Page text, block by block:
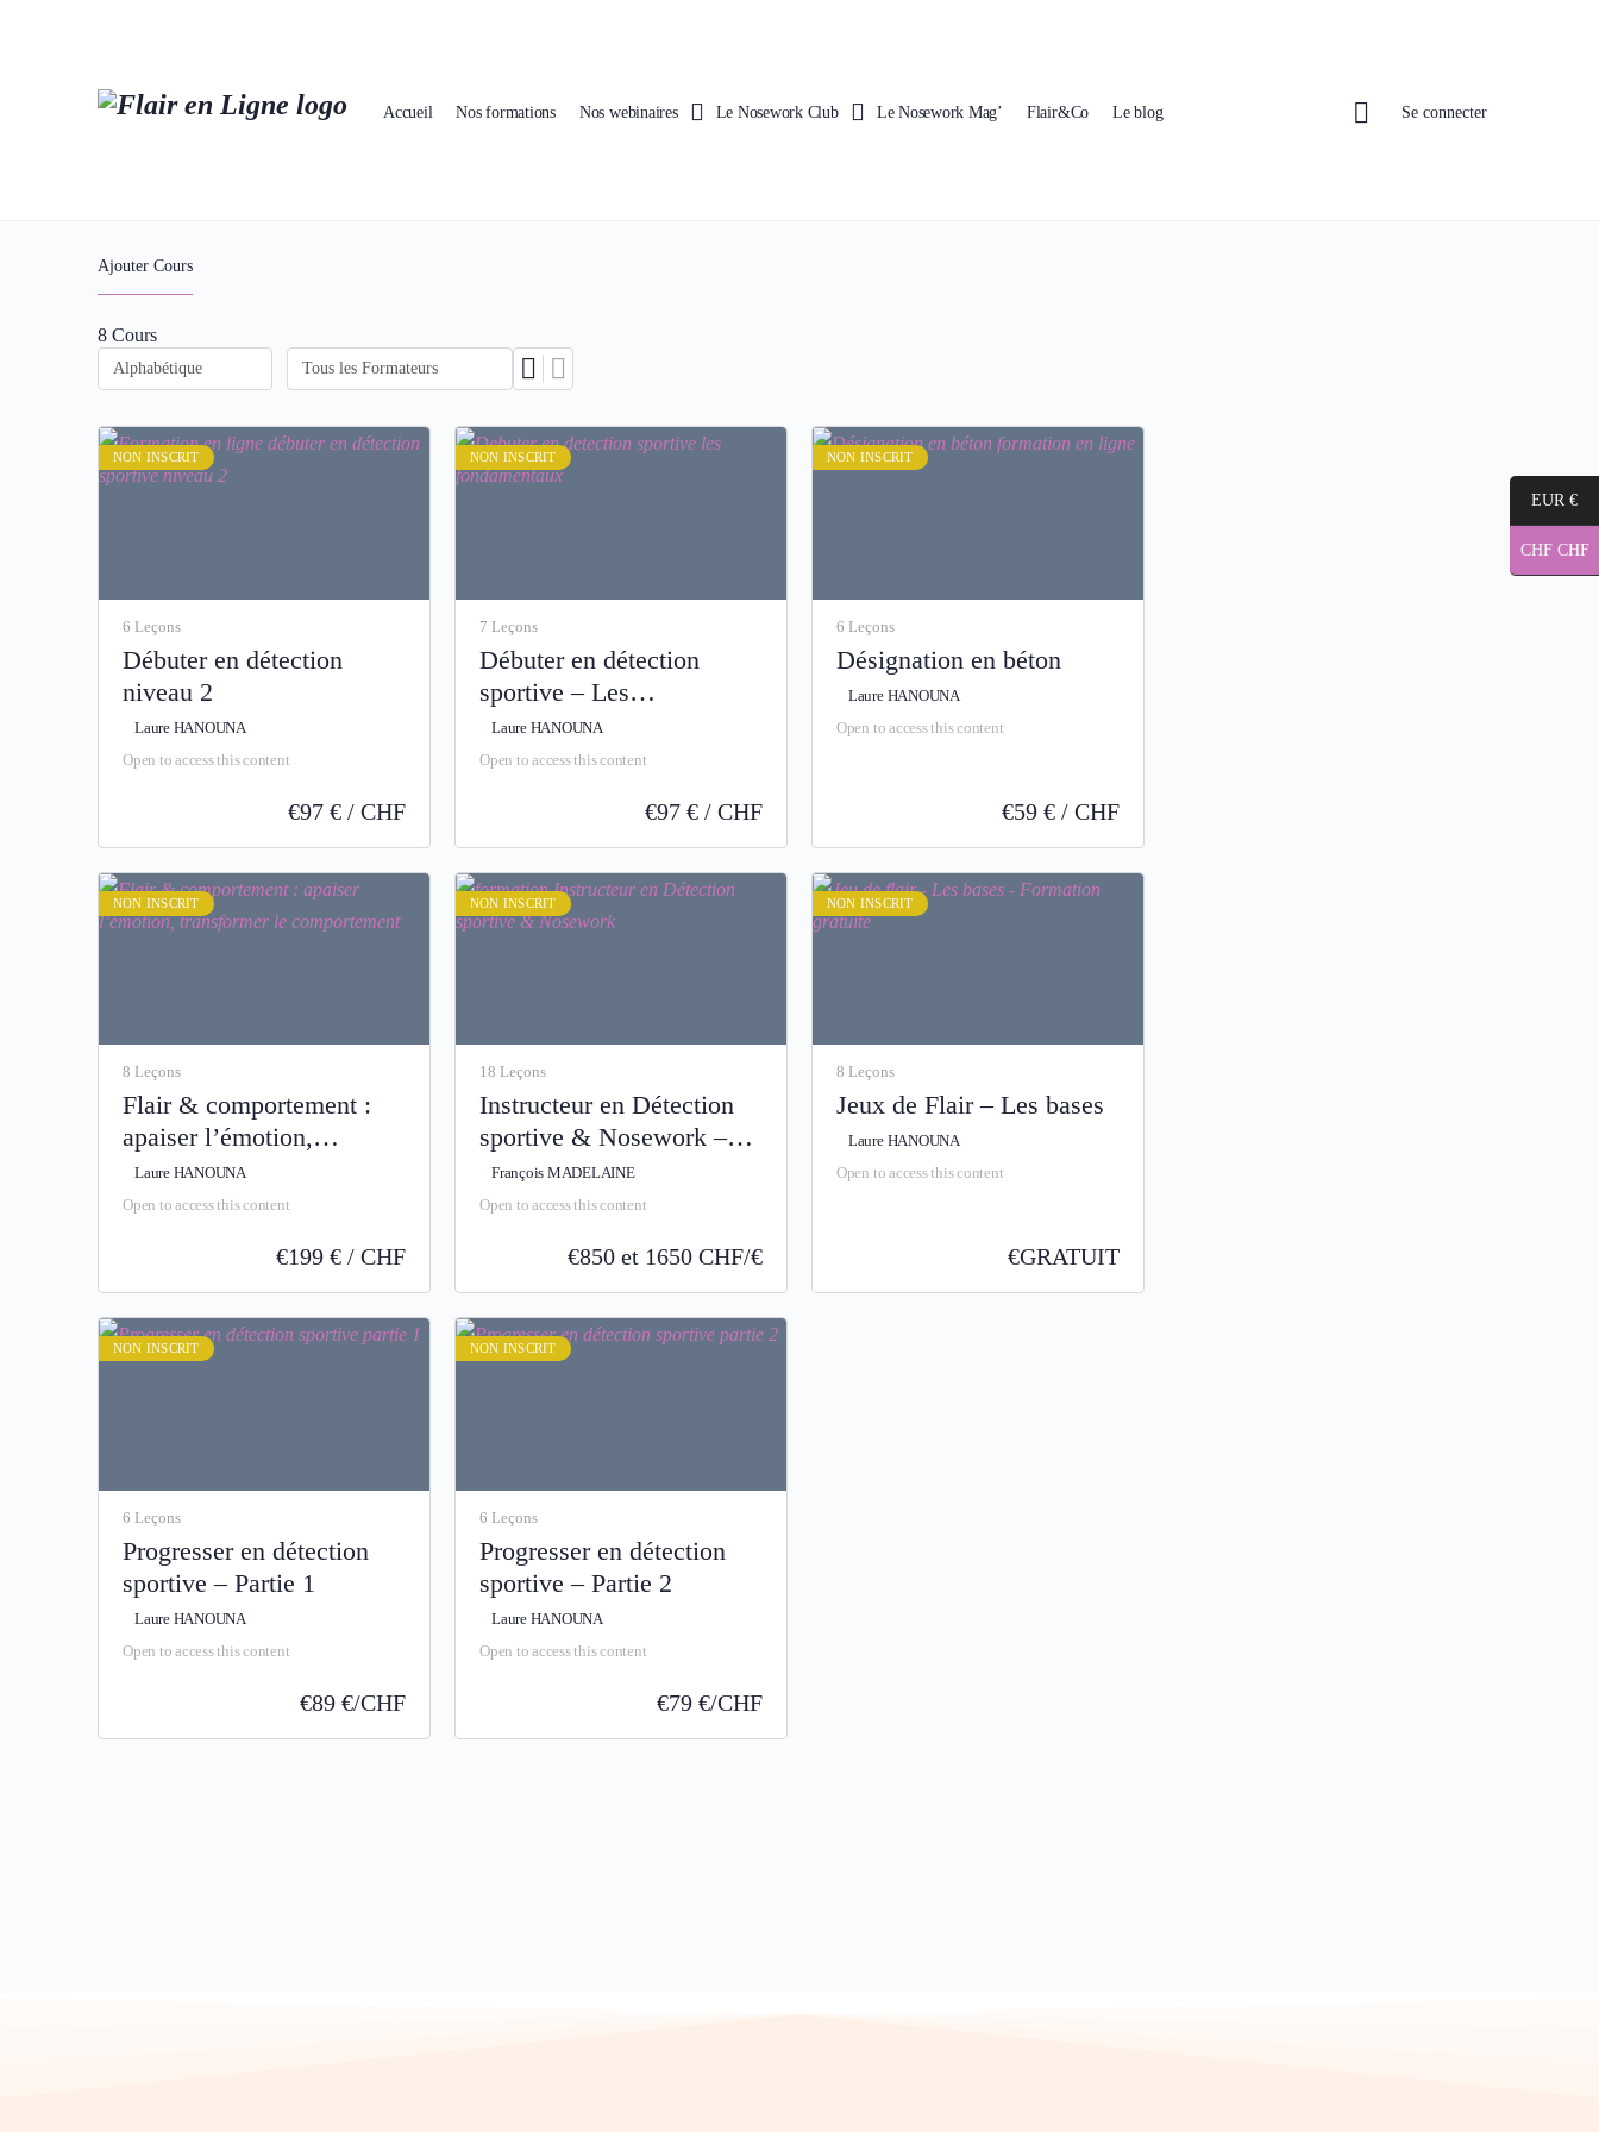
Accueil Nos formations Nos webinaires Le Nosework Club Le Nosework Mag’ Flair&Co Le blog Se connecter
Ajouter Cours
8 Cours
NON INSCRIT
6 Leçons
Débuter en détection
niveau 2
Laure HANOUNA
Open to access this content
€97 € / CHF
NON INSCRIT
7 Leçons
Débuter en détection
sportive – Les
fondamentaux
Laure HANOUNA
Open to access this content
€97 € / CHF
NON INSCRIT
6 Leçons
Désignation en béton
Laure HANOUNA
Open to access this content
€59 € / CHF
NON INSCRIT
8 Leçons
Flair & comportement :
apaiser l’émotion,
transformer le
comportement
Laure HANOUNA
Open to access this content
€199 € / CHF
NON INSCRIT
18 Leçons
Instructeur en Détection
sportive & Nosework –
Septembre 2026
François MADELAINE
Open to access this content
€850 et 1650 CHF/€
NON INSCRIT
8 Leçons
Jeux de Flair – Les bases
Laure HANOUNA
Open to access this content
€GRATUIT
NON INSCRIT
6 Leçons
Progresser en détection
sportive – Partie 1
Laure HANOUNA
Open to access this content
€89 €/CHF
NON INSCRIT
6 Leçons
Progresser en détection
sportive – Partie 2
Laure HANOUNA
Open to access this content
€79 €/CHF
EUR €
CHF CHF